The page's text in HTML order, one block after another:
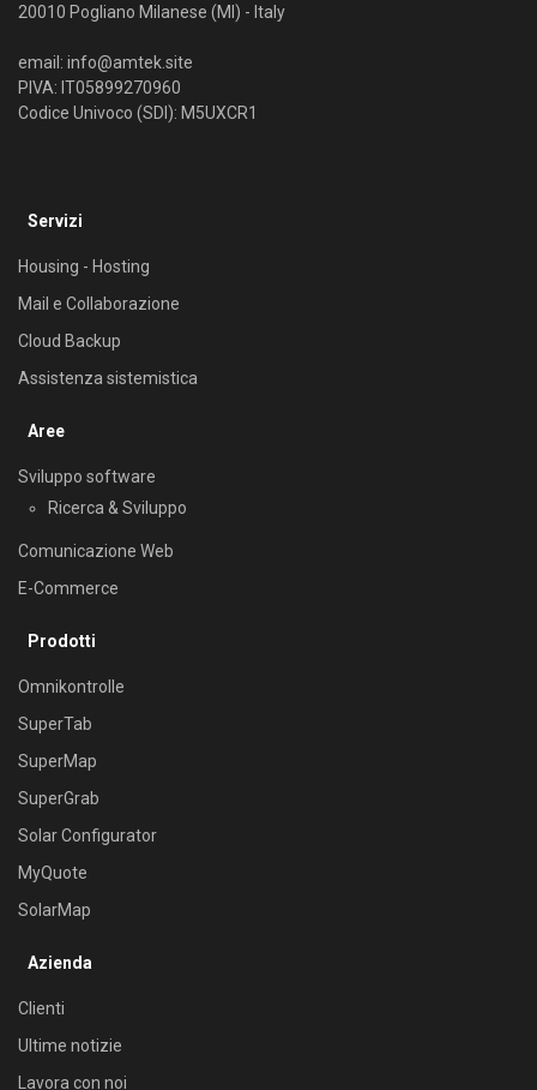
20010 Pogliano Milanese (MI) - Italy
email: info@amtek.site
PIVA: IT05899270960
Codice Univoco (SDI): M5UXCR1
Servizi
Housing - Hosting
Mail e Collaborazione
Cloud Backup
Assistenza sistemistica
Aree
Sviluppo software
Ricerca & Sviluppo
Comunicazione Web
E-Commerce
Prodotti
Omnikontrolle
SuperTab
SuperMap
SuperGrab
Solar Configurator
MyQuote
SolarMap
Azienda
Clienti
Ultime notizie
Lavora con noi